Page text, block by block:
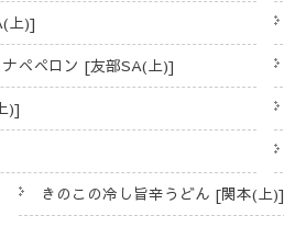
上)]
ぺぺロン [友部SA(上)]
)]
きのこの冷し旨辛うどん [関本(上)]